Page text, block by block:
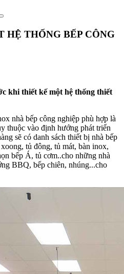
HỆ THỐNG BẾP CÔNG
khi thiết kế một hệ thống thiết
nhà bếp công nghiệp phù hợp là
thuộc vào định hướng phát triển
sẽ có danh sách thiết bị nhà bếp
tủ đông, tủ mát, bàn inox,
bếp Á, tủ cơm..cho những nhà
BBQ, bếp chiên, nhúng...cho